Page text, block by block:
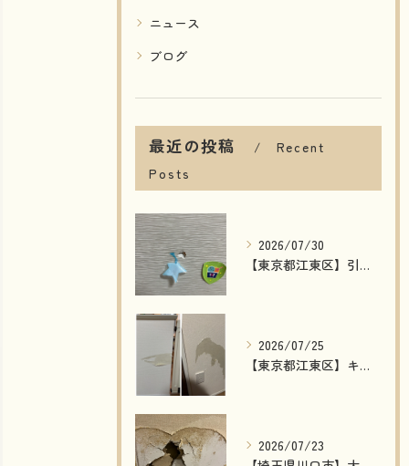
ニュース
ブログ
最近の投稿
Recent
Posts
2026/07/30
【東京都江東区】引き戸の穴補修｜模様付き建具もリペアで自然な仕上がり！費用削減・短納期で対応
2026/07/25
【東京都江東区】キッチンカウンター下・玄関の壁剥がれを補修｜石膏ボードから丁寧に修復した施工事例
2026/07/23